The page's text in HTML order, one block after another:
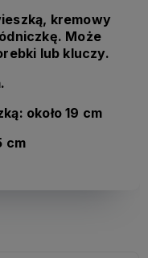
kremowy
Może
lub kluczy.
około 19 cm
cm